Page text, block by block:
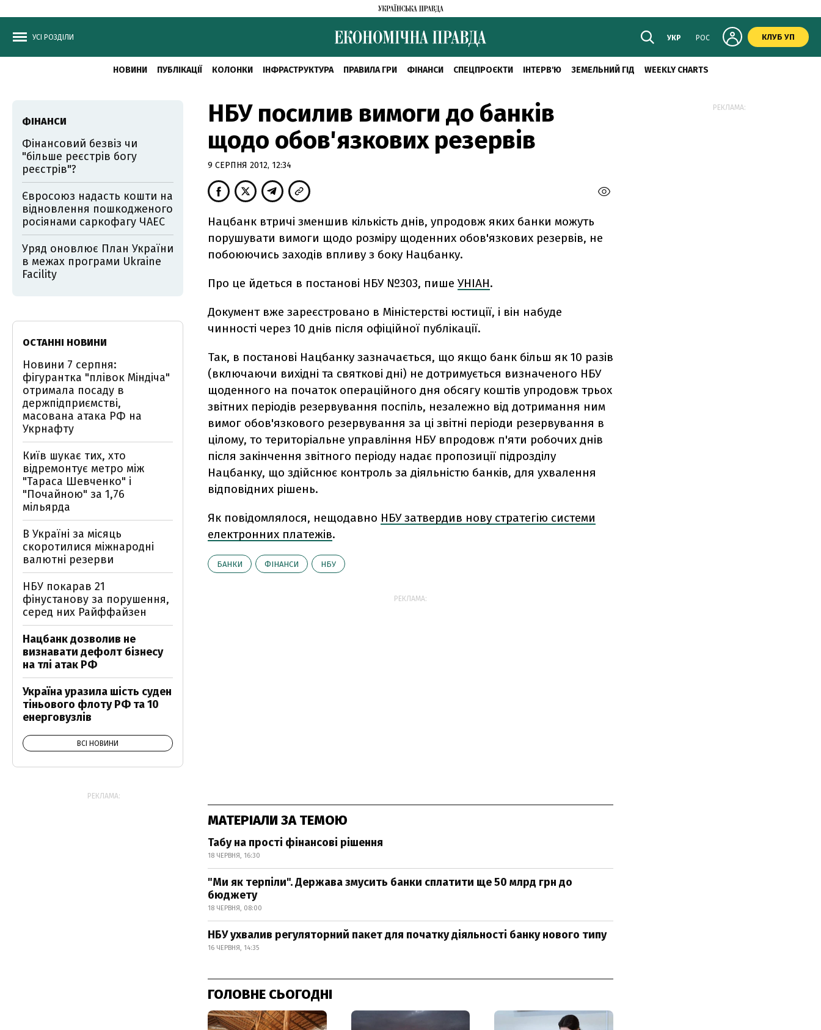
УСІ РОЗДІЛИ УКР РОС КЛУБ УП
НОВИНИ ПУБЛІКАЦІЇ КОЛОНКИ ІНФРАСТРУКТУРА ПРАВИЛА ГРИ ФІНАНСИ СПЕЦПРОЄКТИ ІНТЕРВ'Ю ЗЕМЕЛЬНИЙ ГІД WEEKLY CHARTS
НБУ посилив вимоги до банків
щодо обов'язкових резервів
9 СЕРПНЯ 2012, 12:34
Нацбанк втричі зменшив кількість днів, упродовж яких банки можуть
порушувати вимоги щодо розміру щоденних обов'язкових резервів, не
побоюючись заходів впливу з боку Нацбанку.
Про це йдеться в постанові НБУ №303, пише УНІАН.
Документ вже зареєстровано в Міністерстві юстиції, і він набуде
чинності через 10 днів після офіційної публікації.
Так, в постанові Нацбанку зазначається, що якщо банк більш як 10 разів
(включаючи вихідні та святкові дні) не дотримується визначеного НБУ
щоденного на початок операційного дня обсягу коштів упродовж трьох
звітних періодів резервування поспіль, незалежно від дотримання ним
вимог обов'язкового резервування за ці звітні періоди резервування в
цілому, то територіальне управління НБУ впродовж п'яти робочих днів
після закінчення звітного періоду надає пропозиції підрозділу
Нацбанку, що здійснює контроль за діяльністю банків, для ухвалення
відповідних рішень.
Як повідомлялося, нещодавно НБУ затвердив нову стратегію системи
електронних платежів.
БАНКИ ФІНАНСИ НБУ
РЕКЛАМА:
МАТЕРІАЛИ ЗА ТЕМОЮ
Табу на прості фінансові рішення
18 ЧЕРВНЯ, 16:30
"Ми як терпіли". Держава змусить банки сплатити ще 50 млрд грн до
бюджету
18 ЧЕРВНЯ, 08:00
НБУ ухвалив регуляторний пакет для початку діяльності банку нового типу
16 ЧЕРВНЯ, 14:35
ГОЛОВНЕ СЬОГОДНІ
ФІНАНСИ
Фінансовий безвіз чи
"більше реєстрів богу
реєстрів"?
Євросоюз надасть кошти на
відновлення пошкодженого
росіянами саркофагу ЧАЕС
Уряд оновлює План України
в межах програми Ukraine
Facility
ОСТАННІ НОВИНИ
Новини 7 серпня:
фігурантка "плівок Міндіча"
отримала посаду в
держпідприємстві,
масована атака РФ на
Укрнафту
Київ шукає тих, хто
відремонтує метро між
"Тараса Шевченко" і
"Почайною" за 1,76
мільярда
В Україні за місяць
скоротилися міжнародні
валютні резерви
НБУ покарав 21
фінустанову за порушення,
серед них Райффайзен
Нацбанк дозволив не
визнавати дефолт бізнесу
на тлі атак РФ
Україна уразила шість суден
тіньового флоту РФ та 10
енерговузлів
ВСІ НОВИНИ
РЕКЛАМА:
РЕКЛАМА: